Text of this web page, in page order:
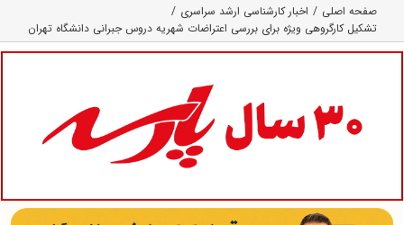
صفحه اصلی
اخبار کارشناسی ارشد سراسری
تشکیل کارگروهی ویژه برای بررسی اعتراضات شهریه دروس جبرانی دانشگاه تهران